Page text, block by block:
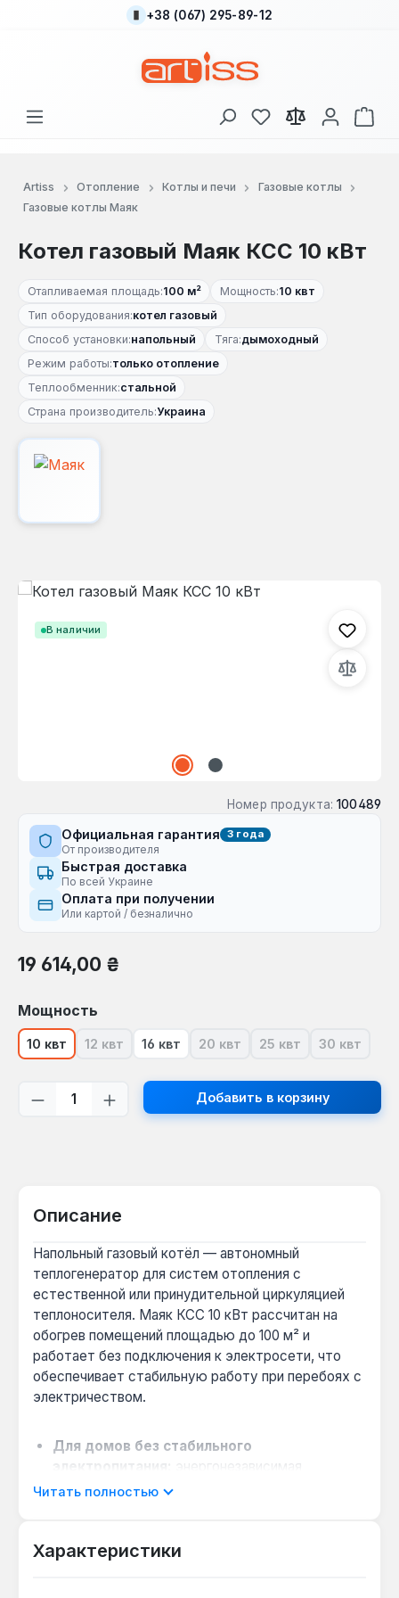
Перейти к основному содержанию
+38 (067) 295-89-12
У вас есть товары
В
Artiss Отопление Котлы и печи
Газовые котлы
Газовые котлы Маяк
Котел газовый Маяк КСС 10 кВт
Отапливаемая площадь:100 м² Мощность:10 квт
Тип оборудования:котел газовый
Способ установки:напольный Тяга:дымоходный
Режим работы:только отопление
Теплообменник:стальной
Страна производитель:Украина
В наличии
Пропустить галерею изображений
Номер продукта: 100489
Официальная гарантия 3 года
От производителя
Быстрая доставка
По всей Украине
Оплата при получении
Или картой / безналично
Обычная цена:
19 614,00 ₴
Выберите
Мощность
10 квт 12 квт(В настоящее время эта опция недоступна.)
16 квт 20 квт(В настоящее время эта
25 квт(В настоящее
30 квт
(В
Количество продукта: введите
Добавить в корзину
Описание
Напольный газовый котёл — автономный
теплогенератор для систем отопления с
естественной или принудительной циркуляцией
теплоносителя. Маяк КСС 10 кВт рассчитан на
обогрев помещений площадью до 100 м² и
работает без подключения к электросети, что
обеспечивает стабильную работу при перебоях с
электричеством.
Для домов без стабильного
электропитания:
энергонезависимая
автоматика Eurosit и пьезорозжиг позволяют
для дач и сельской местности.
Читать полностью
Характеристики